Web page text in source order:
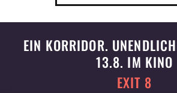
EIN KORRIDOR.
13.8. IM KINO
EXIT 8